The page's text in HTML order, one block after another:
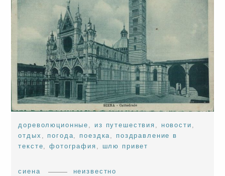
дореволюционные , из путешествия , новости ,
отдых , погода, поездка, поздравление в
тексте,фотография , шлю привет
сиена неизвестно